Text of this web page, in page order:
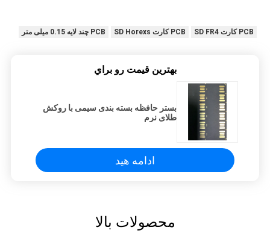
PCB کارت SD FR4 PCB کارت SD Horexs PCB چند لایه 0.15 میلی متر
بهترين قيمت رو براي
بستر حافظه بسته بندی سیمی با روکش
طلای نرم
ادامه هید
محصولات بالا